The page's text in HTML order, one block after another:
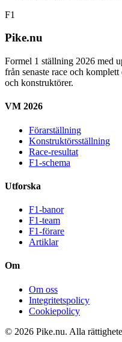
F1
Pike.nu
Formel 1 ställning 2026 med
från senaste race och
och konstruktörer.
VM 2026
Förarställning
Konstruktörsställning
Race-resultat
F1-schema
Utforska
F1-banor
F1-team
F1-förare
Artiklar
Om
Om oss
Integritetspolicy
Cookiepolicy
© 2026 Pike.nu. Alla